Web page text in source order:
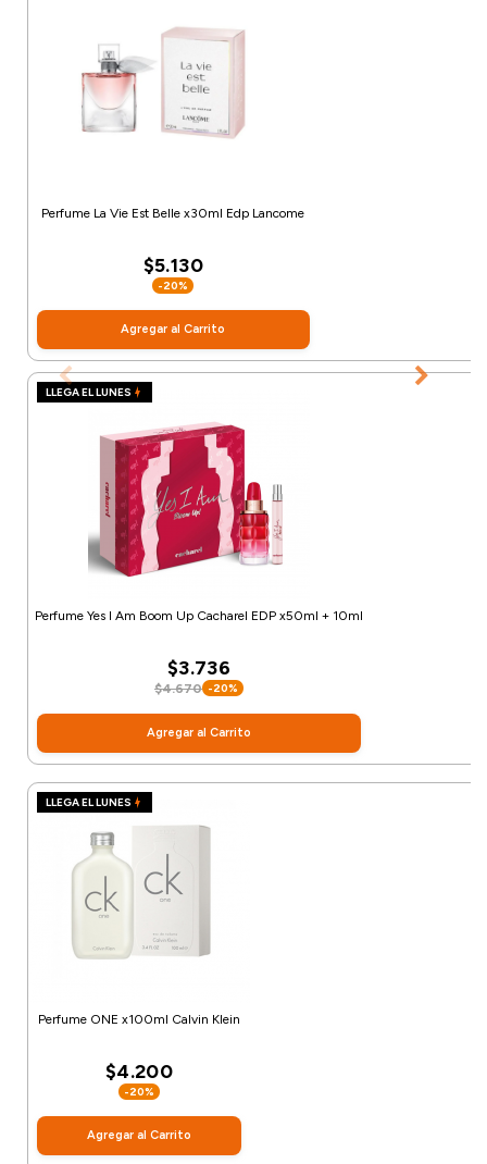
Perfume La Vie Est Belle x30ml Edp Lancome
$5.130
-20%
Agregar al Carrito
LLEGA EL LUNES
Perfume Yes I Am Boom Up Cacharel EDP x50ml + 10ml
$3.736
$4.670 -20%
Agregar al Carrito
LLEGA EL LUNES
Perfume ONE x100ml Calvin Klein
$4.200
-20%
Agregar al Carrito